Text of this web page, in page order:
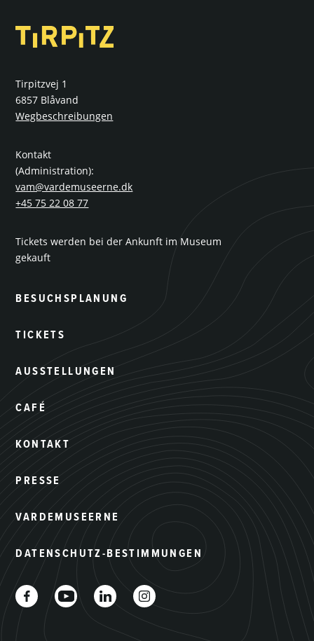
Tirpitzvej 1
6857 Blåvand
Wegbeschreibungen
Kontakt
(Administration):
vam@vardemuseerne.dk
+45 75 22 08 77
Tickets werden bei der Ankunft im Museum
gekauft
BESUCHSPLANUNG
TICKETS
AUSSTELLUNGEN
CAFÉ
KONTAKT
PRESSE
VARDEMUSEERNE
DATENSCHUTZ-BESTIMMUNGEN